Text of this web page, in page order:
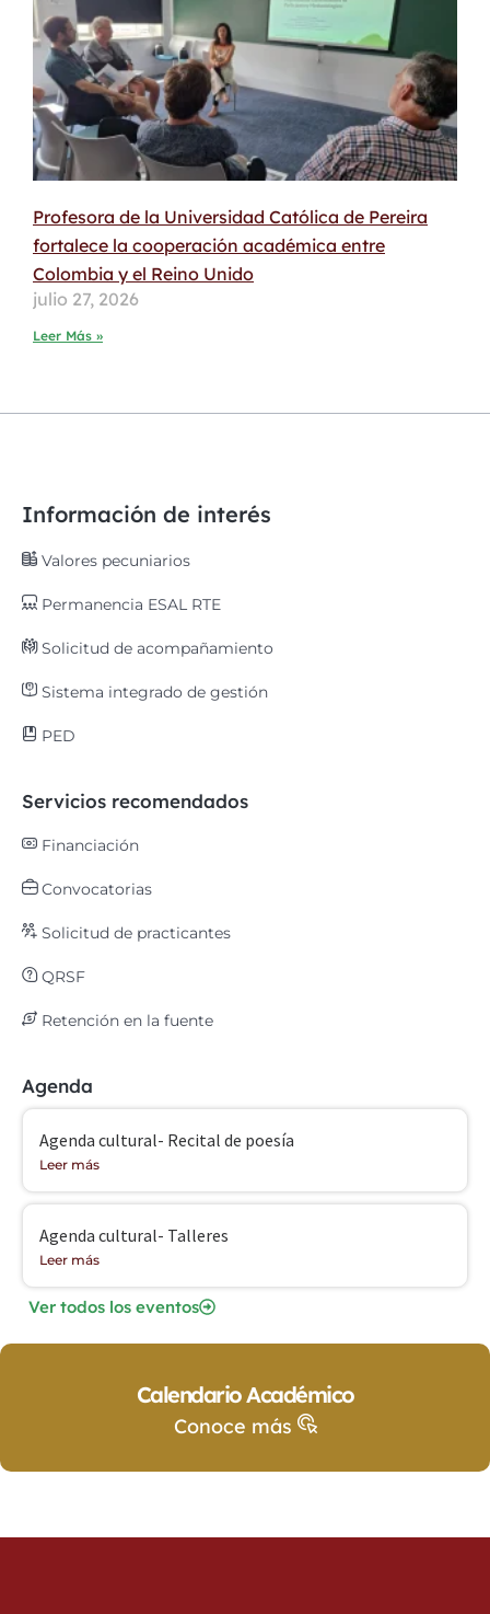
Profesora de la Universidad Católica de Pereira
fortalece la cooperación académica entre
Colombia y el Reino Unido
julio 27, 2026
Leer Más »
Información de interés
Valores pecuniarios
Permanencia ESAL RTE
Solicitud de acompañamiento
Sistema integrado de gestión
PED
Servicios recomendados
Financiación
Convocatorias
Solicitud de practicantes
QRSF
Retención en la fuente
Agenda
Agenda cultural- Recital de poesía
Leer más
Agenda cultural- Talleres
Leer más
Ver todos los eventos
Calendario Académico
Conoce más